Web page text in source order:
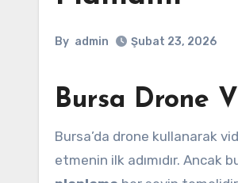
By admin Şubat 23, 2026
Bursa Drone
Bursa’da drone kullanarak video ve fotoğraf çekimi yapmanın püf noktalarını keşfetmek, harika görüntüler elde
etmenin ilk adımıdır.